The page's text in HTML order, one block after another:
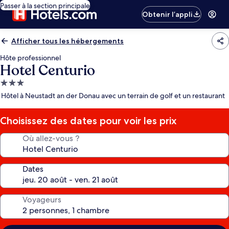
Passer à la section principale
Obtenir l’appli
Afficher tous les hébergements
Hôte professionnel
Hotel Centurio
Hébergement
3.0 étoiles
Hôtel à Neustadt an der Donau avec un terrain de golf et un restaurant
Choisissez des dates pour voir les prix
Où allez-vous ?
Dates
Voyageurs